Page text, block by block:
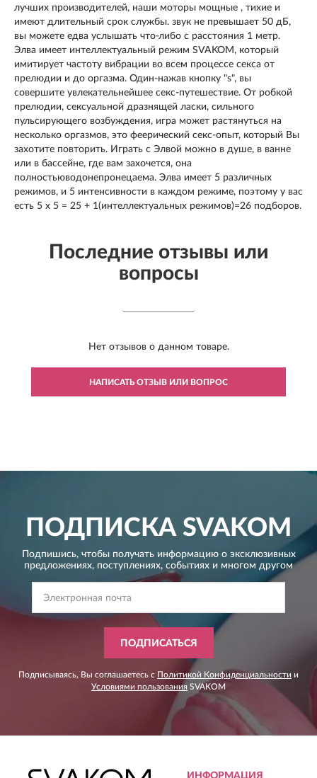
лучших производителей, наши моторы мощные , тихие и
имеют длительный срок службы. звук не превышает 50 дБ,
вы можете едва услышать что-либо с расстояния 1 метр.
Элва имеет интеллектуальный режим SVAKOM, который
имитирует частоту вибрации во всем процессе секса от
прелюдии и до оргазма. Один-нажав кнопку "s", вы
совершите увлекательнейшее секс-путешествие. От робкой
прелюдии, сексуальной дразнящей ласки, сильного
пульсирующего возбуждения, игра может растянуться на
несколько оргазмов, это феерический секс-опыт, который Вы
захотите повторить. Играть с Элвой можно в душе, в ванне
или в бассейне, где вам захочется, она
полностьюводонепронецаема. Элва имеет 5 различных
режимов, и 5 интенсивности в каждом режиме, поэтому у вас
есть 5 х 5 = 25 + 1(интеллектуальных режимов)=26 подборов.
Последние отзывы или
вопросы
Нет отзывов о данном товаре.
НАПИСАТЬ ОТЗЫВ ИЛИ ВОПРОС
ПОДПИСКА SVAKOM
Подпишись, чтобы получать информацию о эксклюзивных
предложениях, поступлениях, событиях и многом другом
ПОДПИСАТЬСЯ
Подписываясь, Вы соглашаетесь с Политикой Конфиденциальности и
Условиями пользования SVAKOM
ИНФОРМАЦИЯ